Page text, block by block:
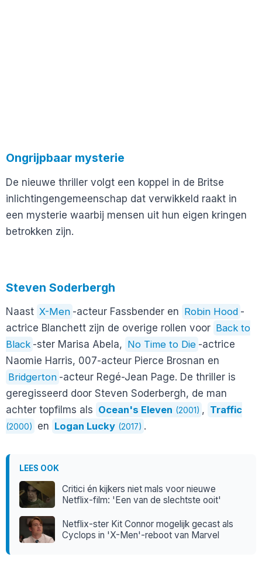
Ongrijpbaar mysterie
De nieuwe thriller volgt een koppel in de Britse
inlichtingengemeenschap dat verwikkeld raakt in
een mysterie waarbij mensen uit hun eigen kringen
betrokken zijn.
Steven Soderbergh
Naast X-Men -acteur Fassbender en Robin Hood -
actrice Blanchett zijn de overige rollen voor Back to
Black -ster Marisa Abela, No Time to Die -actrice
Naomie Harris, 007-acteur Pierce Brosnan en
Bridgerton -acteur Regé-Jean Page. De thriller is
geregisseerd door Steven Soderbergh, de man
achter topfilms als Ocean's Eleven (2001) , Traffic
(2000) en Logan Lucky (2017) .
LEES OOK
Critici én kijkers niet mals voor nieuwe
Netflix-film: 'Een van de slechtste ooit'
Netflix-ster Kit Connor mogelijk gecast als
Cyclops in 'X-Men'-reboot van Marvel